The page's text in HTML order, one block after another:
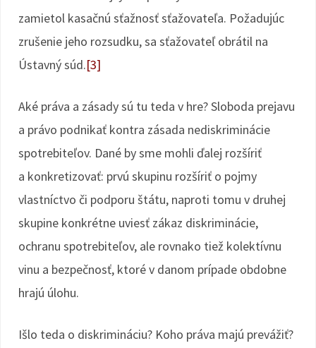
zamietol kasačnú sťažnosť sťažovateľa. Požadujúc
zrušenie jeho rozsudku, sa sťažovateľ obrátil na
Ústavný súd.[3]
Aké práva a zásady sú tu teda v hre? Sloboda prejavu
a právo podnikať kontra zásada nediskriminácie
spotrebiteľov. Dané by sme mohli ďalej rozšíriť
a konkretizovať: prvú skupinu rozšíriť o pojmy
vlastníctvo či podporu štátu, naproti tomu v druhej
skupine konkrétne uviesť zákaz diskriminácie,
ochranu spotrebiteľov, ale rovnako tiež kolektívnu
vinu a bezpečnosť, ktoré v danom prípade obdobne
hrajú úlohu.
Išlo teda o diskrimináciu? Koho práva majú prevážiť?